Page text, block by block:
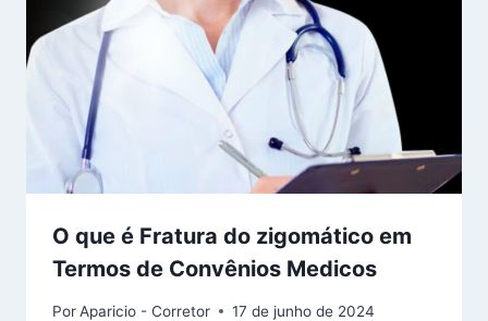
O que é Fratura do zigomático em
Termos de Convênios Medicos
PorAparicio - Corretor 17 de junho de 2024